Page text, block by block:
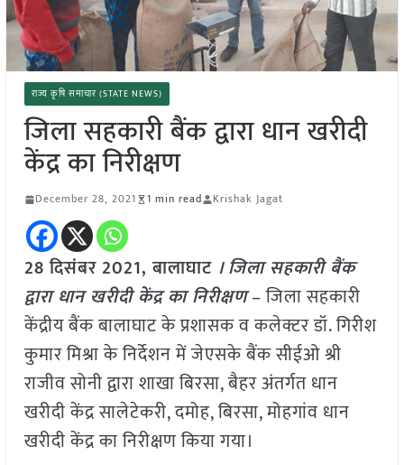
राज्य कृषि समाचार (STATE NEWS)
जिला सहकारी बैंक द्वारा धान खरीदी
केंद्र का निरीक्षण
December 28, 2021 1 min read Krishak Jagat
28 दिसंबर 2021, बालाघाट । जिला सहकारी बैंक
द्वारा धान खरीदी केंद्र का निरीक्षण– जिला सहकारी
केंद्रीय बैंक बालाघाट के प्रशासक व कलेक्टर डॉ. गिरीश
कुमार मिश्रा के निर्देशन में जेएसके बैंक सीईओ श्री
राजीव सोनी द्वारा शाखा बिरसा, बैहर अंतर्गत धान
खरीदी केंद्र सालेटेकरी, दमोह, बिरसा, मोहगांव धान
खरीदी केंद्र का निरीक्षण किया गया।